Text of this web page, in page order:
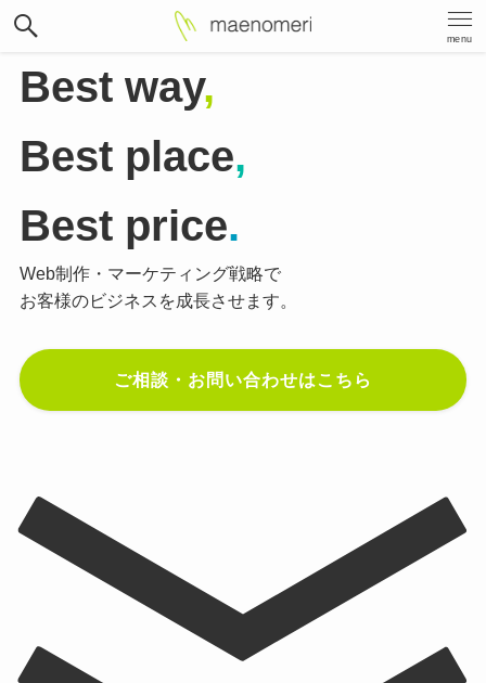
menu
Best way,
Best place,
Best price.
Web制作・マーケティング戦略で
お客様のビジネスを成長させます。
ご相談・お問い合わせはこちら